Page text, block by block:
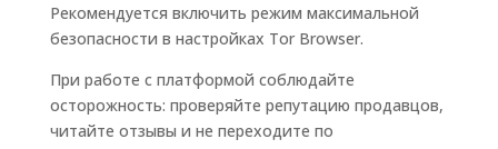
Рекомендуется включить режим максимальной
безопасности в настройках Tor Browser.
При работе с платформой соблюдайте
осторожность: проверяйте репутацию продавцов,
читайте отзывы и не переходите по